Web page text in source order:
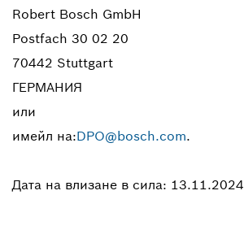
Robert Bosch GmbH
Postfach 30 02 20
70442 Stuttgart
ГЕРМАНИЯ
или
имейл на:DPO@bosch.com.
Дата на влизане в сила: 13.11.2024